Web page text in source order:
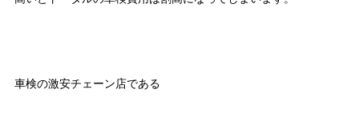
車検の激安チェーン店である